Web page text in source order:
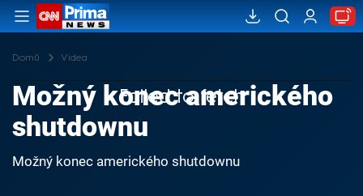
Domů Videa
Failed to fetch
Možný konec amerického
shutdownu
Možný konec amerického shutdownu